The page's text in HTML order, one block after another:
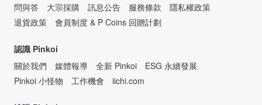
問與答
大宗採購 訊息公告 服務條款
隱私權政策
退貨政策
會員制度 & P Coins 回贈計劃
認識 Pinkoi
關於我們
媒體報導 全新 Pinkoi
ESG 永續發展
Pinkoi 小怪物
工作機會 iichi.com